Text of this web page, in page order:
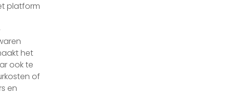
platform
het
ook te
of
en